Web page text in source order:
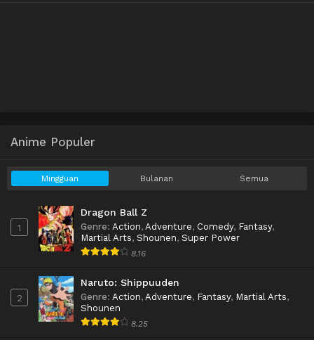
Anime Populer
Mingguan Bulanan Semua
1
Dragon Ball Z
Genre: Action, Adventure, Comedy, Fantasy,
Martial Arts, Shounen, Super Power
8.16
2
Naruto: Shippuuden
Genre: Action, Adventure, Fantasy, Martial Arts,
Shounen
8.25